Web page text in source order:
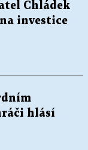
Chládek
investice
hlásí